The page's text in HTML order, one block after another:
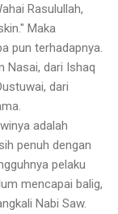
Rasulullah,
Maka
pun terhadapnya.
Nasai, dari Ishaq
dari
adalah
penuh dengan
pelaku
mencapai balig,
Nabi Saw.